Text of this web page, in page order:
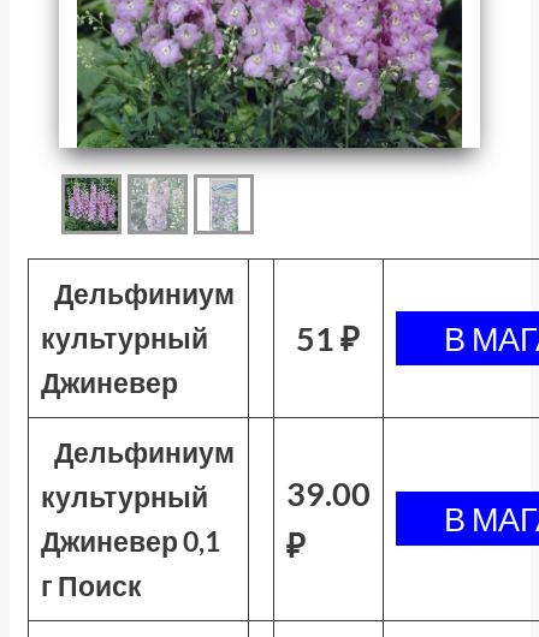
Дельфиниум
культурный
Джиневер
51 ₽
Дельфиниум
культурный
Джиневер 0,1
г Поиск
39.00
₽